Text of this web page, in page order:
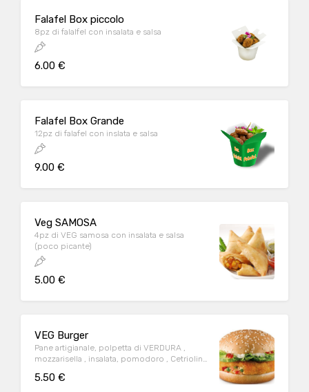
Falafel Box piccolo
8pz di falalfel con insalata e salsa
6.00 €
Falafel Box Grande
12pz di falafel con inslata e salsa
9.00 €
Veg SAMOSA
4pz di VEG samosa con insalata e salsa
(poco picante)
5.00 €
VEG Burger
Pane artigianale, polpetta di VERDURA ,
mozzarisella , insalata, pomodoro , Cetriolini
5.50 €